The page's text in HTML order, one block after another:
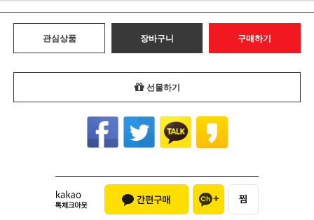
관심상품 장바구니 구매하기
선물하기